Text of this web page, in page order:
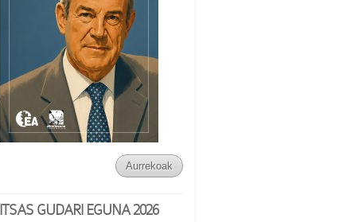
Aurrekoak
ITSAS GUDARI EGUNA 2026